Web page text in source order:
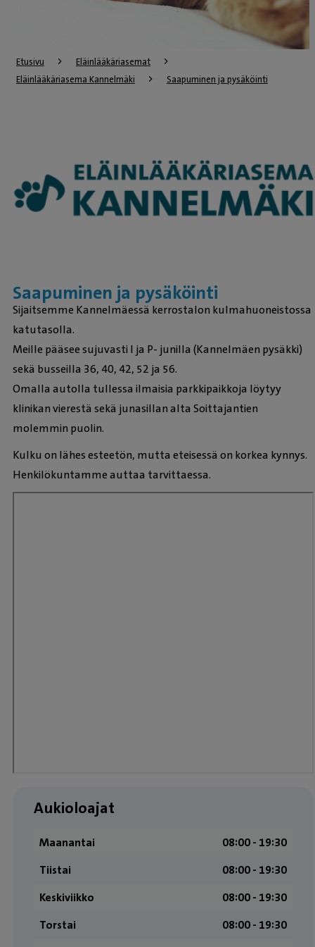
Etusivu
Eläinlääkäriasemat
Eläinlääkäriasema Kannelmäki
Saapuminen ja pysäköinti
Saapuminen ja pysäköinti
Sijaitsemme Kannelmäessä kerrostalon kulmahuoneistossa
katutasolla.
Meille pääsee sujuvasti I ja P- junilla (Kannelmäen pysäkki)
sekä busseilla 36, 40, 42, 52 ja 56.
Omalla autolla tullessa ilmaisia parkkipaikkoja löytyy
klinikan vierestä sekä junasillan alta Soittajantien
molemmin puolin.
Kulku on lähes esteetön, mutta eteisessä on korkea kynnys.
Henkilökuntamme auttaa tarvittaessa.
Aukioloajat
Maanantai
08:00 ­- 19:30
Tiistai
08:00 ­- 19:30
Keskiviikko
08:00 ­- 19:30
Torstai
08:00 ­- 19:30